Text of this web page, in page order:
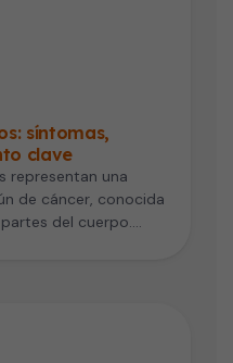
síntomas,
clave
representan una
de cáncer, conocida
del cuerpo.…